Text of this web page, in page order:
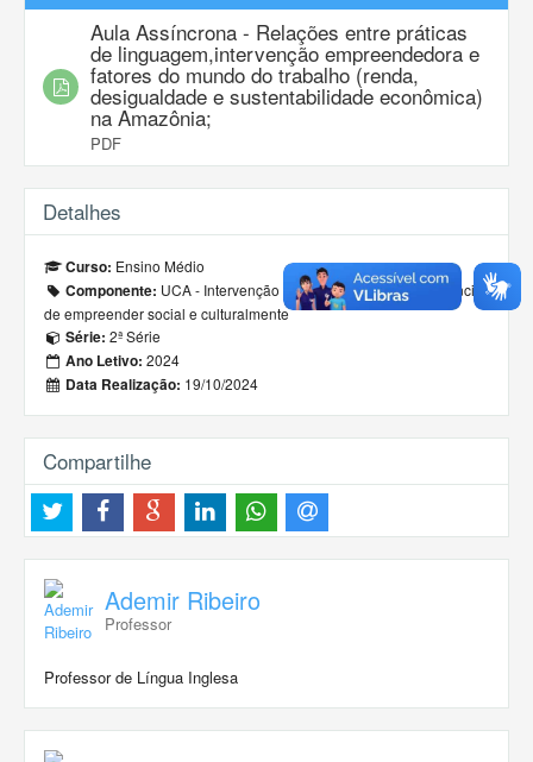
Aula Assíncrona - Relações entre práticas
de linguagem,intervenção empreendedora e
fatores do mundo do trabalho (renda,
desigualdade e sustentabilidade econômica)
na Amazônia;
PDF
Detalhes
Curso: Ensino Médio
Componente: UCA - Intervenção na Comunidade: a experiência
de empreender social e culturalmente
Série: 2ª Série
Ano Letivo: 2024
Data Realização: 19/10/2024
Compartilhe
Ademir Ribeiro
Professor
Professor de Língua Inglesa